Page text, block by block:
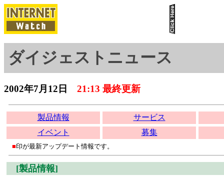
ダイジェストニュース
2002年7月12日 21:13 最終更新
製品情報
サービス
イベント
募集
■印が最新アップデート情報です。
[製品情報]